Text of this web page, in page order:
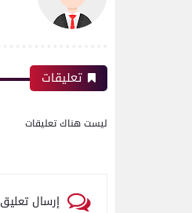
تعليقات
ليست هناك تعليقات
إرسال تعليق